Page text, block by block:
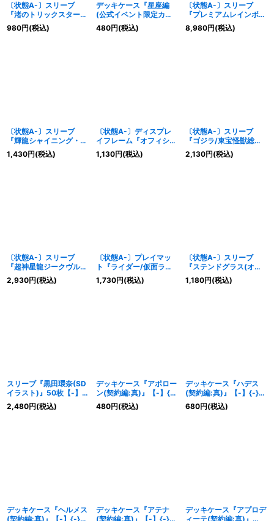
〔状態A-〕スリーブ
『渚のトリックスター
(BS22BOX予約特典)』
20枚【-】{-}《サプラ
980円(税込)
デッキケース『星座編
(公式イベント限定カー
ドケース)』【-】{-}
《サプライ》
480円(税込)
〔状態A-〕スリーブ
『プレミアムレインボー
(剣刃編コレクション
3)』50枚【-】{-}《サ
8,980円(税込)
〔状態A-〕スリーブ
『輝龍シャイニング・ド
ラゴン(剣刃編コレクシ
ョン)』50枚【-】{-}
1,430円(税込)
〔状態A-〕ディスプレ
イフレーム『オフィシャ
ルアクリルカードスタン
ド(本体のみ)』【-】{-}
1,130円(税込)
〔状態A-〕スリーブ
『ゴジラ/東宝怪獣総進
撃』50枚【-】{-}《サプ
ライ》
2,130円(税込)
〔状態A-〕スリーブ
『超神星龍ジークヴル
ム・ノヴァ
(WILDBOUT2019)』50
2,930円(税込)
〔状態A-〕プレイマッ
ト『ライダー/仮面ライ
ダー(バトラーズグッズ
セット)』【-】{-}《サ
1,730円(税込)
〔状態A-〕スリーブ
『ステンドグラス(オフ
ィシャルカードスリーブ
2021)』50枚【-】{-}
1,180円(税込)
スリーブ『黒田環奈(SD
イラスト)』50枚【-】
{-}《サプライ》
2,480円(税込)
デッキケース『アポロー
ン(契約編:真)』【-】{-}
《サプライ》
480円(税込)
デッキケース『ハデス
(契約編:真)』【-】{-}
《サプライ》
680円(税込)
デッキケース『ヘルメス
(契約編:真)』【-】{-}
デッキケース『アテナ
(契約編:真)』【-】{-}
デッキケース『アプロデ
ィーテ(契約編:真)』